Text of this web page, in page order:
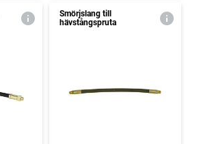
Smörjslang till
hävstångspruta